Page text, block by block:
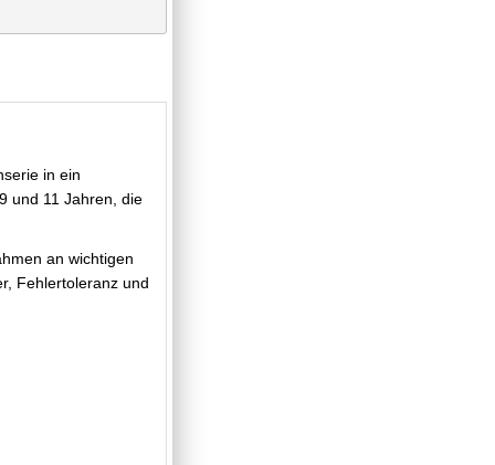
in ein
und 11 Jahren, die
an wichtigen
Fehlertoleranz und